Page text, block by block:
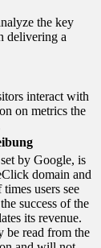
the key
delivering a
interact with
on metrics the
by Google, is
domain and
users see
success of the
its revenue.
be read from the